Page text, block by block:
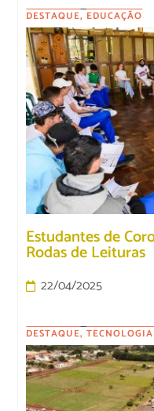
DESTAQUE, EDUCAÇÃO
Estudantes de
Rodas de Leituras
22/04/2025
DESTAQUE,